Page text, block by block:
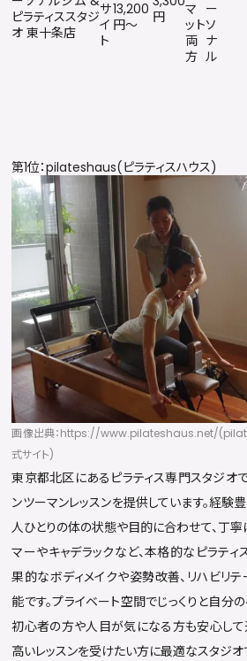
ピラティススタジ
オ 東十条店
サ
イ
ト
13,200
円〜
円
マ
ット
両
方
ー
ソ
ナ
ル
第1位：pilateshaus(ピラティスハウス)
画像出典：https://www.pilateshaus.net/
式サイト)
東京都北区にあるピラティス専門スタジオ
ンツーマンレッスンを提供しています。経験
人ひとりの体の状態や目的に合わせて、丁寧
マーやキャデラックなど、本格的なピラティ
果的なボディメイクや姿勢改善、リハビリ
能です。プライベート空間でじっくりと自分
初心者の方や人目が気になる方も安心して
高いレッスンを受けたい方に最適なスタジオ